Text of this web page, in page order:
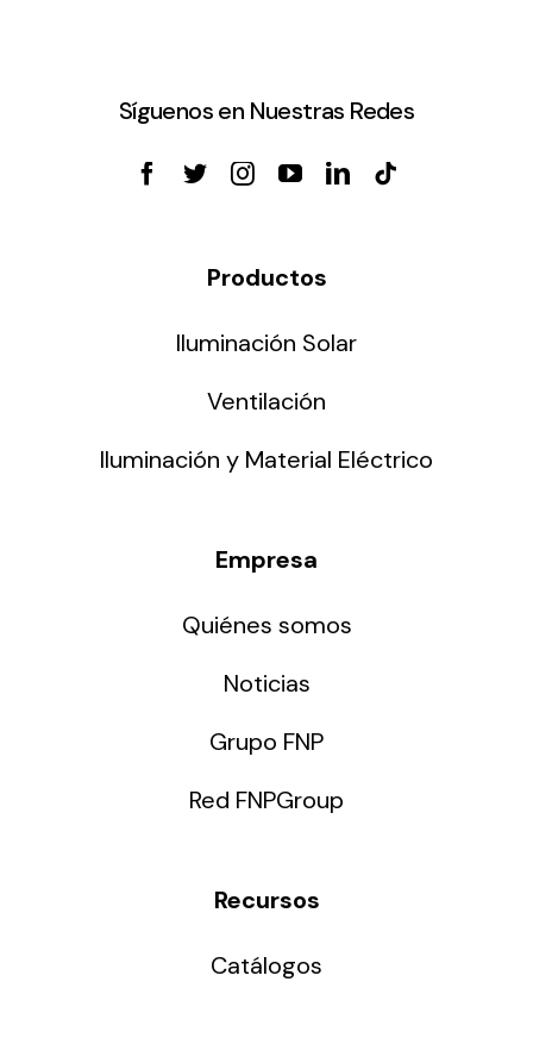
Síguenos en Nuestras Redes
Productos
Iluminación Solar
Ventilación
Iluminación y Material Eléctrico
Empresa
Quiénes somos
Noticias
Grupo FNP
Red FNPGroup
Recursos
Catálogos